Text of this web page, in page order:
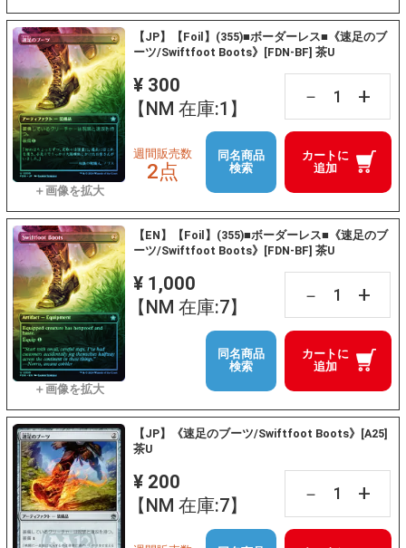
【JP】【Foil】(355)■ボーダーレス■《速足のブ
ーツ/Swiftfoot Boots》[FDN-BF] 茶U
¥ 300
【NM 在庫:1】
－ +
カートに
追加
週間販売数
2点
同名商品
検索
【EN】【Foil】(355)■ボーダーレス■《速足のブ
ーツ/Swiftfoot Boots》[FDN-BF] 茶U
¥ 1,000
【NM 在庫:7】
－ +
カートに
追加
同名商品
検索
【JP】《速足のブーツ/Swiftfoot Boots》[A25]
茶U
¥ 200
【NM 在庫:7】
－ +